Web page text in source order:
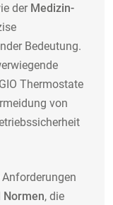
der Medizin-
Bedeutung.
Thermostate
von
, die